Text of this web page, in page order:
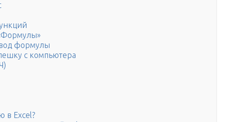
формулы
с компьютера
в Excel?